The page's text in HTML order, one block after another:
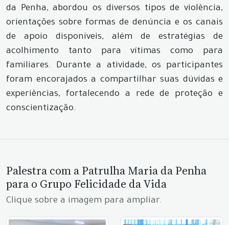
da Penha, abordou os diversos tipos de violência,
orientações sobre formas de denúncia e os canais
de apoio disponíveis, além de estratégias de
acolhimento tanto para vítimas como para
familiares. Durante a atividade, os participantes
foram encorajados a compartilhar suas dúvidas e
experiências, fortalecendo a rede de proteção e
conscientização.
Palestra com a Patrulha Maria da Penha
para o Grupo Felicidade da Vida
Clique sobre a imagem para ampliar.